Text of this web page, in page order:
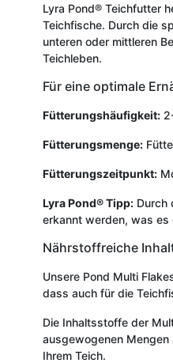
Lyra Pond® Teichfutter
Teichfische. Durch die
unteren oder mittleren
Teichleben.
Für eine optimale
Fütterungshäufigkeit:
Fütterungsmenge:
Fütterungszeitpunkt:
Lyra Pond® Tipp: Durch
erkannt werden, was es
Nährstoffreiche
Unsere Pond Multi
dass auch für die
Die Inhaltsstoffe der
ausgewogenen Mengen
Ihrem Teich.